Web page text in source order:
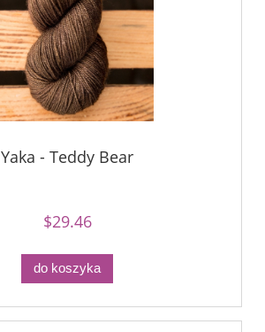
Yaka - Teddy Bear
$29.46
do koszyka